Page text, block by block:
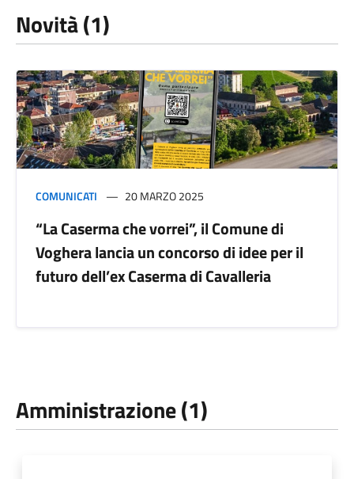
Novità (1)
COMUNICATI 20 MARZO 2025
“La Caserma che vorrei”, il Comune di
Voghera lancia un concorso di idee per il
futuro dell’ex Caserma di Cavalleria
Amministrazione (1)